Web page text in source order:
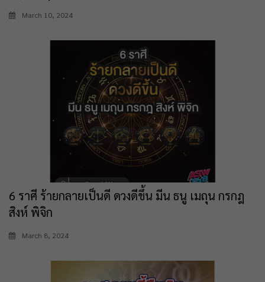
March 10, 2024
6 ราศี ร้ายกลายเป็นดี ดวงดีขึ้น มีน ธนู เมถุน กรกฎ
สิงห์ พิจิก
March 8, 2024